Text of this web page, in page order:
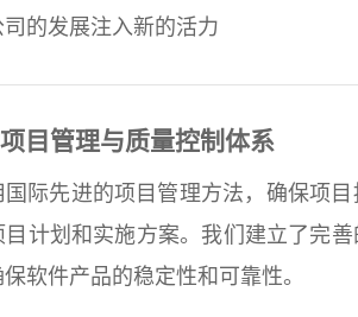
的发展注入新的活力
目管理与质量控制体系
国际先进的项目管理方法，确保项
计划和实施方案。我们建立了完
软件产品的稳定性和可靠性。